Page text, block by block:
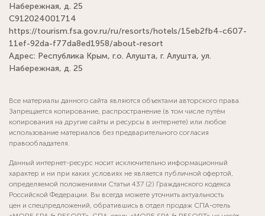
Набережная, д. 25
С912024001714
https://tourism.fsa.gov.ru/ru/resorts/hotels/15eb2fb4-c607-
11ef-92da-f77da8ed1958/about-resort
Адрес: Республика Крым, г.о. Алушта, г. Алушта, ул.
Набережная, д. 25
Все материалы данного сайта являются объектами авторского права.
Запрещается копирование, распространение (в том числе путём
копирования на другие сайты и ресурсы в интернете) или любое
использование материалов без предварительного согласия
правообладателя.
Данный интернет-ресурс носит исключительно информационный
характер и ни при каких условиях не является публичной офертой,
определяемой положениями Статьи 437 (2) Гражданского кодекса
Российской Федерации. Вы всегда можете уточнить актуальность
цен и спецпредложений, обратившись в отдел продаж СПА-отель